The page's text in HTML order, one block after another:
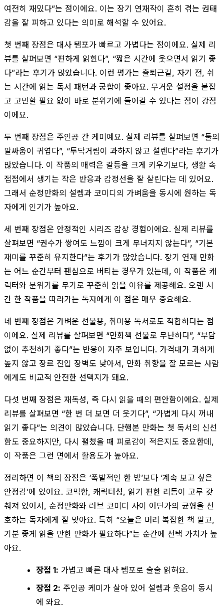
여전히 재밌다”는 점이에요. 이는 장기 연재작이 흔히 겪는 권태
감을 잘 피하고 있다는 의미로 해석할 수 있어요.
첫 번째 장점은 대사 템포가 빠르고 가볍다는 점이에요. 실제 리
뷰를 살펴보면 “편하게 읽힌다”, “짧은 시간에 웃으면서 읽기 좋
다”라는 후기가 많았습니다. 이런 평가는 출퇴근길, 자기 전, 쉬
는 시간에 읽는 독서 패턴과 궁합이 좋아요. 무거운 설정을 붙잡
고 고민할 필요 없이 바로 분위기에 들어갈 수 있다는 점이 강점
이에요.
두 번째 장점은 주인공 간 케미예요. 실제 리뷰를 살펴보면 “둘의
말싸움이 귀엽다”, “투닥거림이 과하지 않고 설렌다”라는 후기가
많았습니다. 이 작품의 매력은 갈등을 크게 키우기보다, 생활 속
접점에서 생기는 작은 반응과 감정선을 잘 살린다는 데 있어요.
그래서 순정만화의 설렘과 코미디의 가벼움을 동시에 원하는 독
자에게 인기가 높아요.
세 번째 장점은 안정적인 시리즈 감상 경험이에요. 실제 리뷰를
살펴보면 “권수가 쌓여도 느낌이 크게 무너지지 않는다”, “기본
재미를 꾸준히 유지한다”는 후기가 많았습니다. 장기 연재 만화
는 어느 순간부터 팬심으로 버티는 경우가 있는데, 이 작품은 캐
릭터와 분위기를 무기로 꾸준히 읽을 이유를 제공해요. 오랜 시
간 한 작품을 따라가는 독자에게 이 점은 매우 중요해요.
네 번째 장점은 가벼운 선물용, 취미용 독서로도 적합하다는 점
이에요. 실제 리뷰를 살펴보면 “만화책 선물로 무난하다”, “부담
없이 추천하기 좋다”는 반응이 자주 보입니다. 가격대가 과하게
높지 않고 장르 진입 장벽도 낮아서, 만화 취향을 잘 모르는 사람
에게도 비교적 안전한 선택지가 돼요.
다섯 번째 장점은 재독성, 즉 다시 읽을 때의 편안함이에요. 실제
리뷰를 살펴보면 “한 번 더 보면 더 웃기다”, “가볍게 다시 꺼내
읽기 좋다”는 의견이 많았습니다. 단행본 만화는 첫 독서의 신선
함도 중요하지만, 다시 펼쳤을 때 피로감이 적은지도 중요한데,
이 작품은 그런 면에서 활용도가 높아요.
정리하면 이 책의 장점은 ‘폭발적인 한 방’보다 ‘계속 보고 싶은
안정감’에 있어요. 코믹함, 캐릭터성, 읽기 편한 리듬이 고루 갖
춰져 있어서, 순정만화와 러브 코미디 사이 어딘가의 균형을 선
호하는 독자에게 잘 맞아요. 특히 “오늘은 머리 복잡한 책 말고,
기분 좋게 읽을 만한 만화가 필요하다”는 순간에 선택 가치가 높
아요.
장점 1: 가볍고 빠른 대사 템포로 술술 읽혀요.
장점 2: 주인공 케미가 살아 있어 설렘과 웃음이 동시
에 와요.